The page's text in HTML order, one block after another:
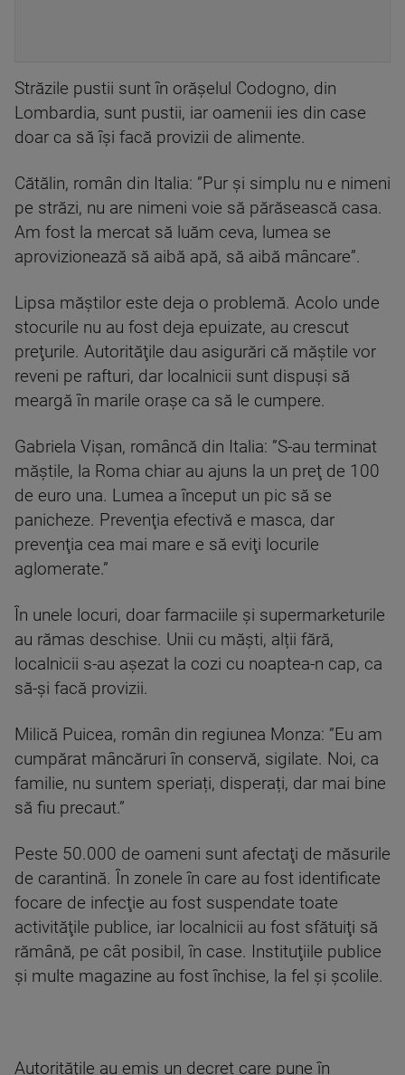
Străzile pustii sunt în orăşelul Codogno, din
Lombardia, sunt pustii, iar oamenii ies din case
doar ca să își facă provizii de alimente.
Cătălin, român din Italia: ”Pur și simplu nu e nimeni
pe străzi, nu are nimeni voie să părăsească casa.
Am fost la mercat să luăm ceva, lumea se
aprovizionează să aibă apă, să aibă mâncare”.
Lipsa măştilor este deja o problemă. Acolo unde
stocurile nu au fost deja epuizate, au crescut
preţurile. Autorităţile dau asigurări că măştile vor
reveni pe rafturi, dar localnicii sunt dispuşi să
meargă în marile oraşe ca să le cumpere.
Gabriela Vișan, româncă din Italia: ”S-au terminat
măştile, la Roma chiar au ajuns la un preţ de 100
de euro una. Lumea a început un pic să se
panicheze. Prevenţia efectivă e masca, dar
prevenţia cea mai mare e să eviţi locurile
aglomerate.”
În unele locuri, doar farmaciile şi supermarketurile
au rămas deschise. Unii cu măști, alții fără,
localnicii s-au aşezat la cozi cu noaptea-n cap, ca
să-şi facă provizii.
Milică Puicea, român din regiunea Monza: ”Eu am
cumpărat mâncăruri în conservă, sigilate. Noi, ca
familie, nu suntem speriați, disperați, dar mai bine
să fiu precaut.”
Peste 50.000 de oameni sunt afectaţi de măsurile
de carantină. În zonele în care au fost identificate
focare de infecţie au fost suspendate toate
activităţile publice, iar localnicii au fost sfătuiţi să
rămână, pe cât posibil, în case. Instituţiile publice
şi multe magazine au fost închise, la fel şi şcolile.
Autorităţile au emis un decret care pune în